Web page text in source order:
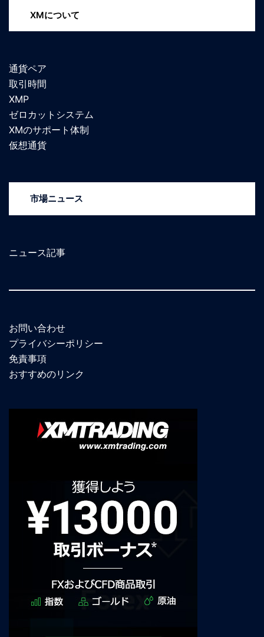
XMについて
通貨ペア
取引時間
XMP
ゼロカットシステム
XMのサポート体制
仮想通貨
市場ニュース
ニュース記事
お問い合わせ
プライバシーポリシー
免責事項
おすすめのリンク